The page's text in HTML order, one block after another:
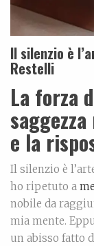
Il silenzio è
Restelli
La forza
e la
Il silenzio è
ho ripetuto a me
nobile da
mia mente.
un abisso fatto